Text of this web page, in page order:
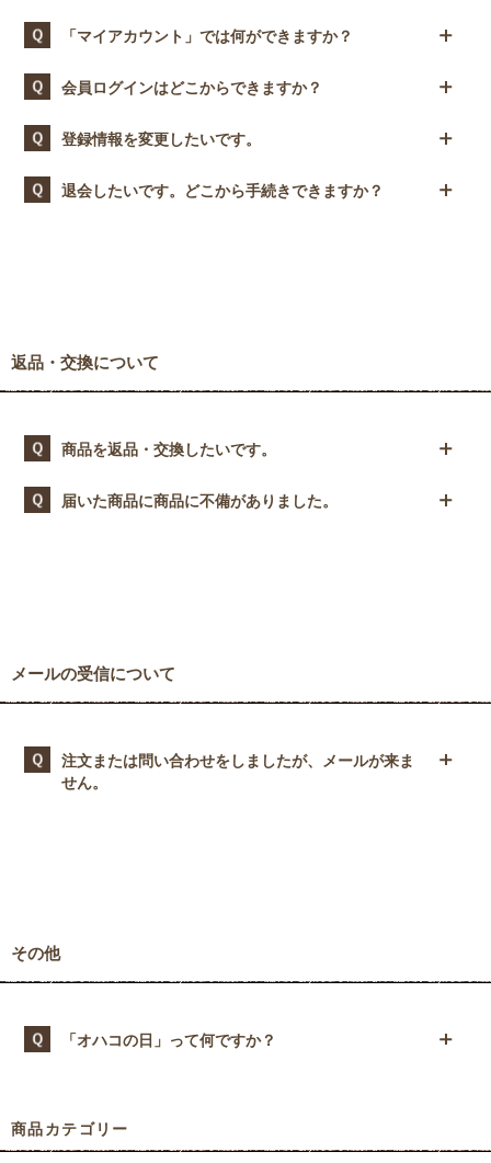
「マイアカウント」では何ができますか？
会員登録していただくと、「マイアカウント」がご利用いただ
けます。次回のお買い物時に、ご住所等の入力の手間を省くこ
けます。
はできません。その際は、お問合せフォームよりご相談くださ
い。
会員ログインはどこからできますか？
WEBサイトではトップページの右上の「ログイン」ボタンか
ら、スマホの場合はメニュー内に「ログイン」と表示されてい
登録情報を変更したいです。
マイアカウントにログインすると「会員情報」に現在登録され
ている情報を表示しています。変更がある場合は、変更内容を
退会したいです。どこから手続きできますか？
返品・交換について
商品を返品・交換したいです。
商品到着後のお客様のご都合による返品・交換は、原則として
届いた商品に商品に不備がありました。
ご連絡をいただけますようお願い申し上げます。その際お手数
ですが、①お名前、②お電話番号、③受注番号（「ご注文確認
メール」に記載されております）をお知らせください。手続き
メールの受信について
注文または問い合わせをしましたが、メールが来ま
せん。
メール受信についてのお願い
その他
「オハコの日」って何ですか？
信あるものを届ける意味の「18番(オハコ)」、tarte(タルト)の
商品カテゴリー